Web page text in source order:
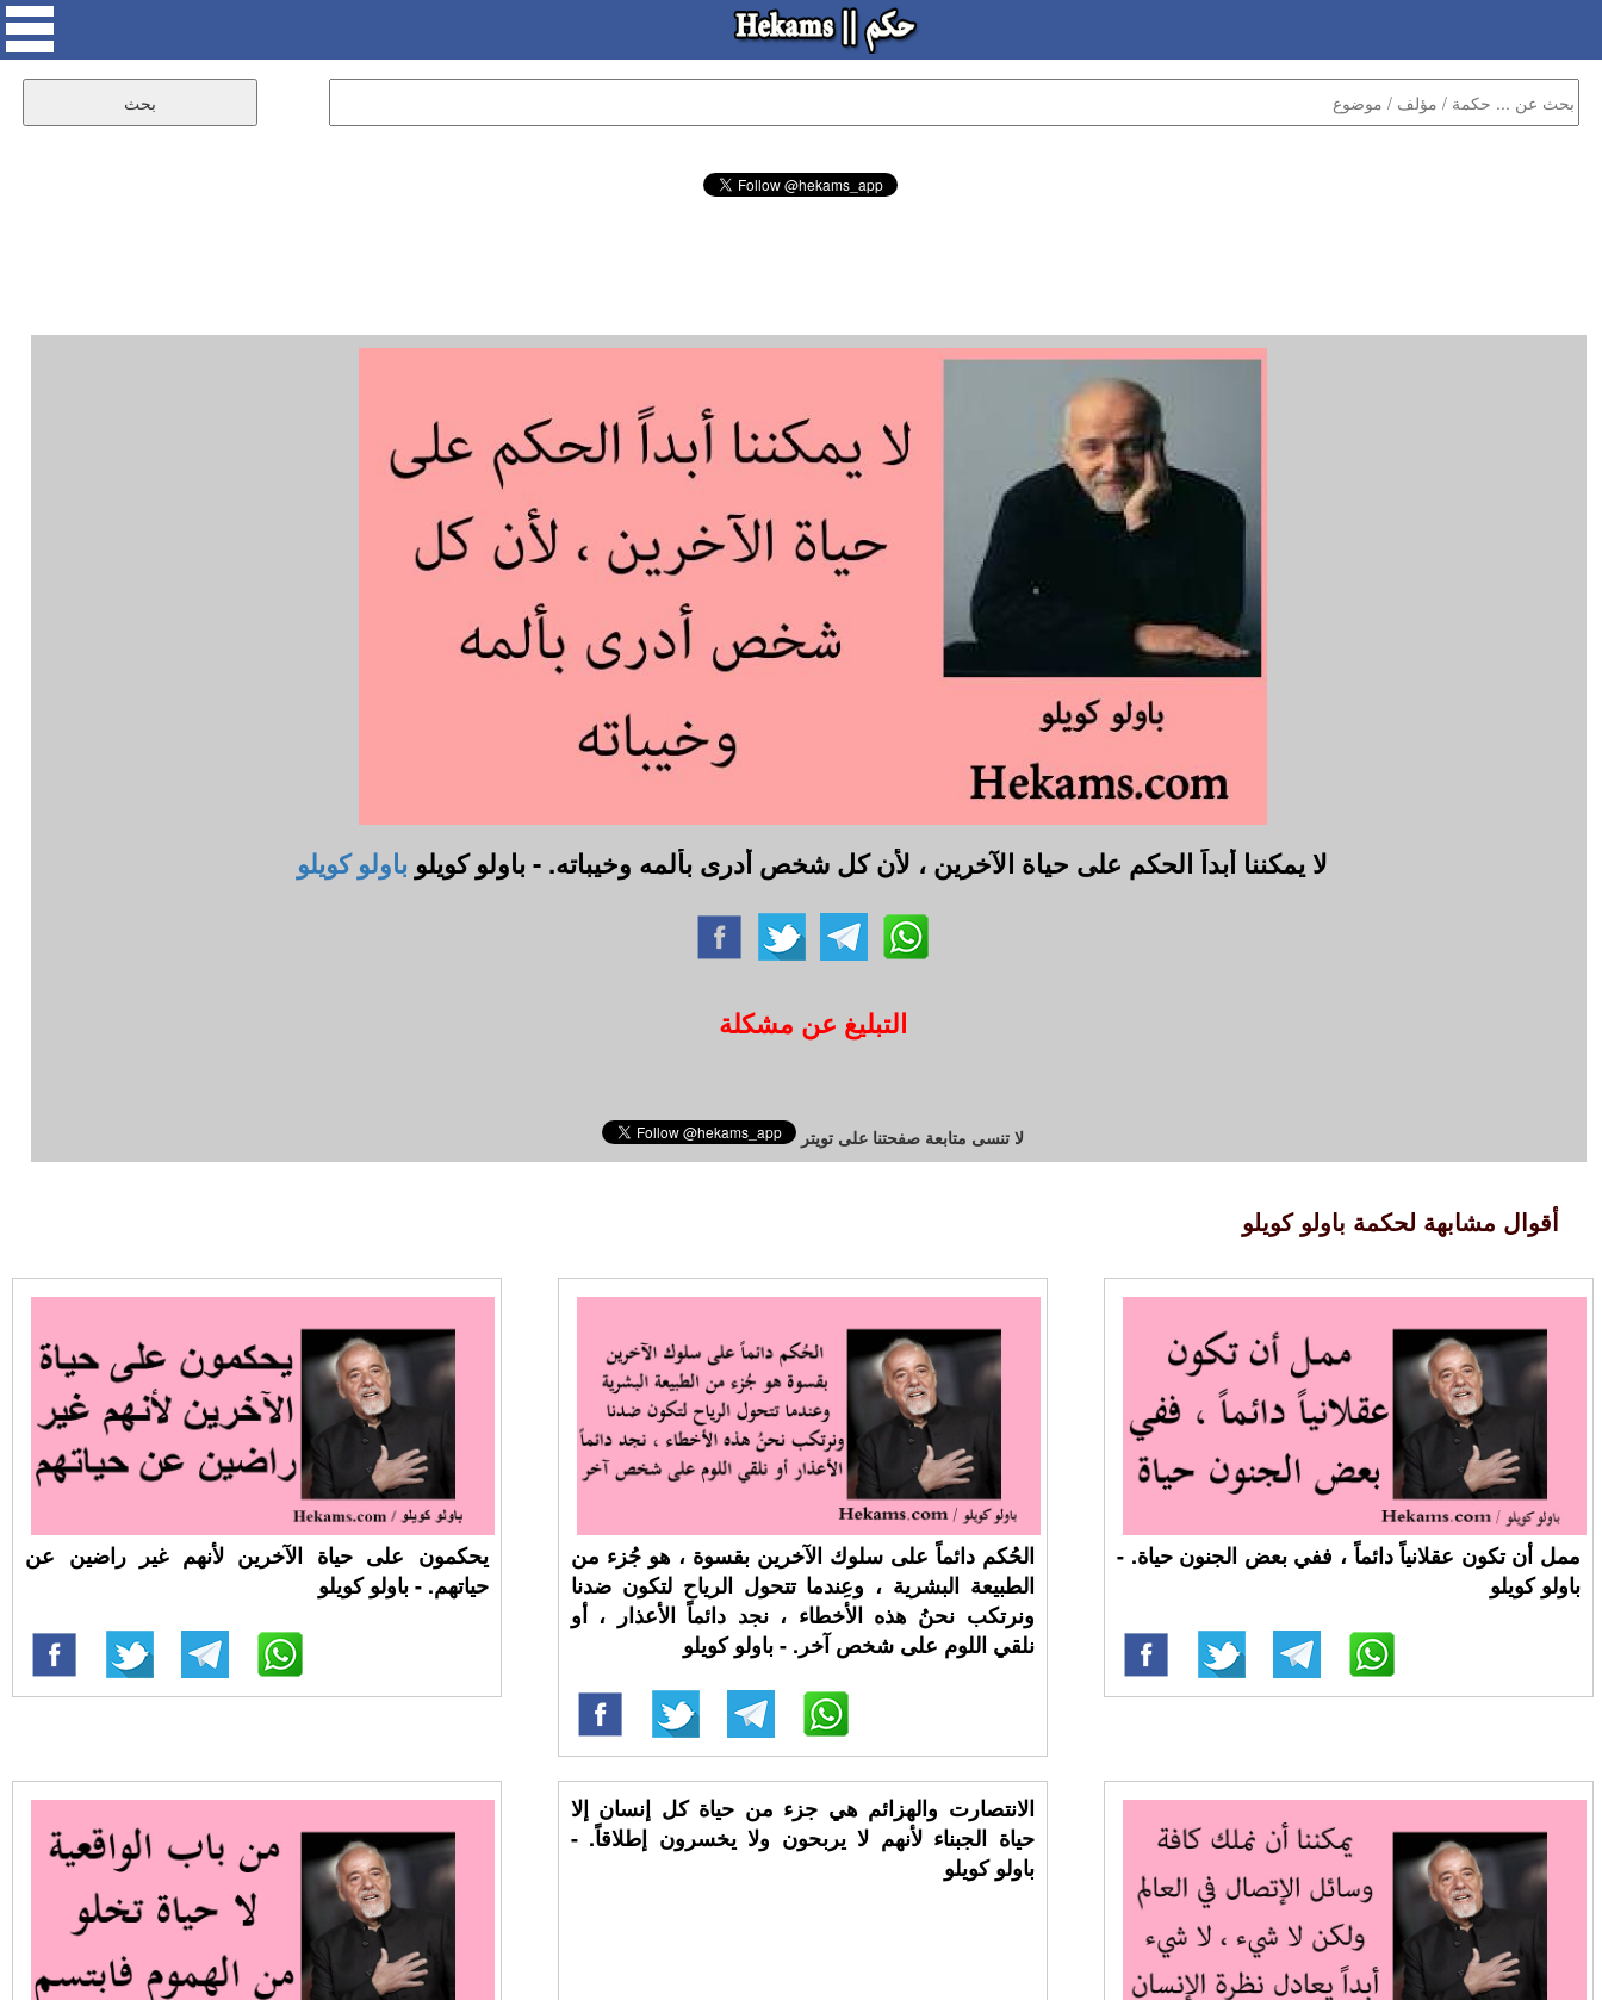
لا يمكننا أبداً الحكم على حياة الآخرين ، لأن كل شخص أدرى بألمه وخيباته. - باولو كويلو باولو كويلو
التبليغ عن مشكلة
لا تنسى متابعة صفحتنا على تويتر
أقوال مشابهة لحكمة باولو كويلو
يحكمون على حياة الآخرين لأنهم غير راضين عن
حياتهم. - باولو كويلو
الحُكم دائماً على سلوك الآخرين بقسوة ، هو جُزء من
الطبيعة البشرية ، وعِندما تتحول الرياح لتكون ضدنا
ونرتكب نحنُ هذه الأخطاء ، نجد دائماً الأعذار ، أو
نلقي اللوم على شخص آخر. - باولو كويلو
ممل أن تكون عقلانياً دائماً ، ففي بعض الجنون حياة. -
باولو كويلو
الانتصارت والهزائم هي جزء من حياة كل إنسان إلا
حياة الجبناء لأنهم لا يربحون ولا يخسرون إطلاقاً. -
باولو كويلو